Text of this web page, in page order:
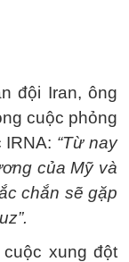
đội Iran, ông
cuộc phỏng
“Từ nay
của Mỹ và
chắn sẽ gặp
xung đột